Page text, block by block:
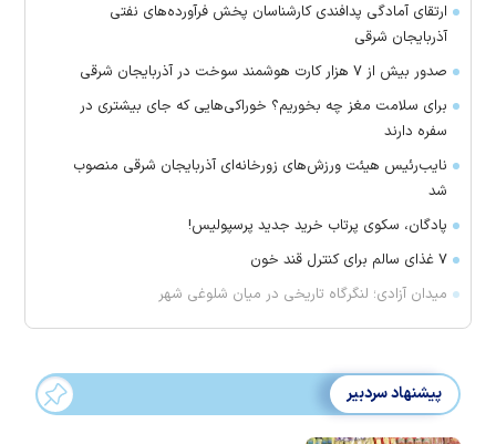
ارتقای آمادگی پدافندی کارشناسان پخش فرآورده‌های نفتی
آذربایجان شرقی
صدور بیش از ۷ هزار کارت هوشمند سوخت در آذربایجان شرقی
برای سلامت مغز چه بخوریم؟ خوراکی‌هایی که جای بیشتری در
سفره دارند
نایب‌رئیس هیئت ورزش‌های زورخانه‌ای آذربایجان شرقی منصوب
شد
پادگان، سکوی پرتاب خرید جدید پرسپولیس!
۷ غذای سالم برای کنترل قند خون
میدان آزادی؛ لنگرگاه تاریخی در میان شلوغی شهر
پیشنهاد سردبیر